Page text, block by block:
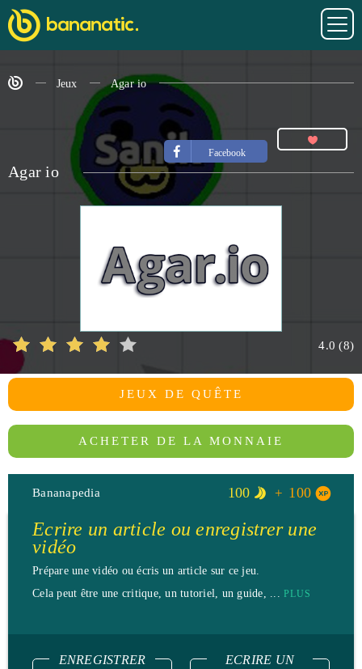
Jeux Agar io
Facebook
Agar io
4.0 (8)
JEUX DE QUÊTE
ACHETER DE LA MONNAIE
Bananapedia 100 100
Ecrire un article ou enregistrer une
vidéo
Prépare une vidéo ou écris un article sur ce jeu.
Cela peut être une critique, un tutoriel, un guide, ... PLUS
ENREGISTRER
ECRIRE UN